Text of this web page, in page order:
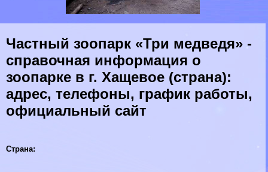
Частный зоопарк «Три медведя» -
справочная информация о
зоопарке в г. Хащевое (страна):
адрес, телефоны, график работы,
официальный сайт
Страна: